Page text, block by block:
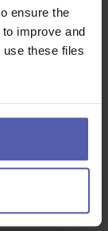
ensure the
improve and
these files
odpovědnost
vedení
Dohodou
práci ve